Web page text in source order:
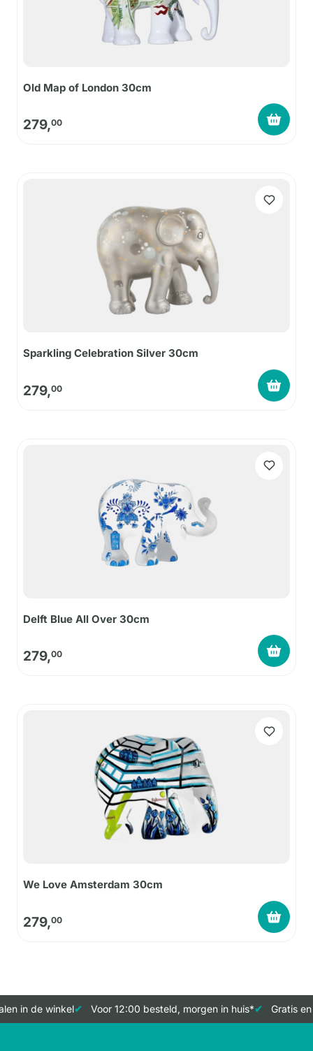
Old Map of London 30cm
279,00
Sparkling Celebration Silver 30cm
279,00
Delft Blue All Over 30cm
279,00
We Love Amsterdam 30cm
279,00
in de winkel Voor 12:00 besteld, morgen in huis* Gratis